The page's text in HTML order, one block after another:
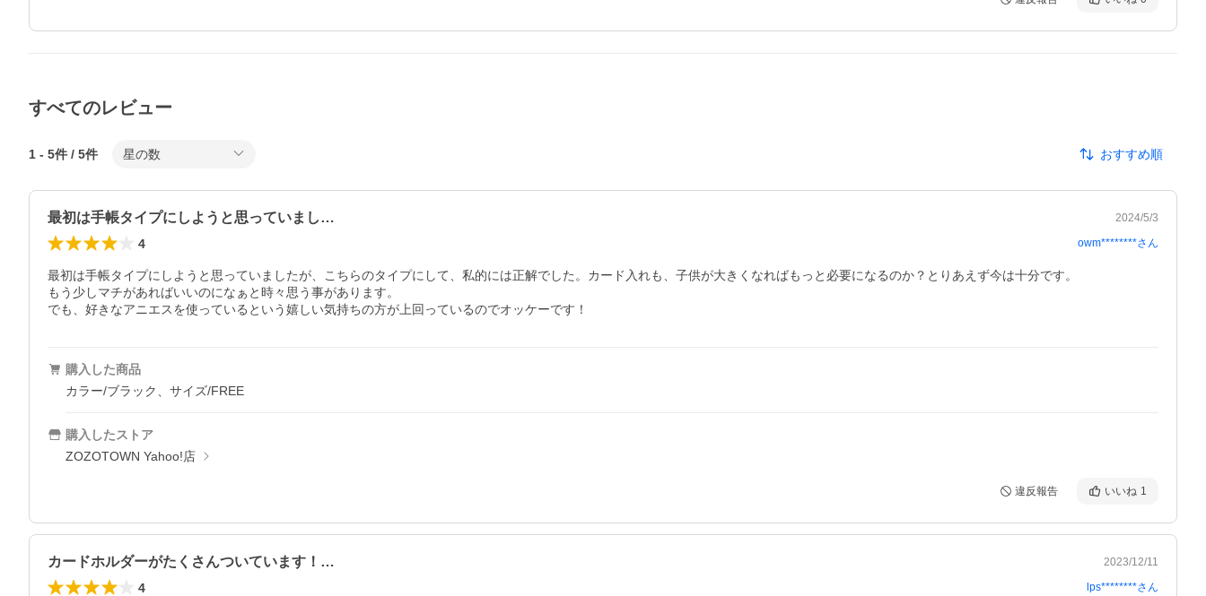
すべてのレビュー
1 - 5件 / 5件 星の数 おすすめ順
最初は手帳タイプにしようと思っていまし… 2024/5/3
4 owm********さん
最初は手帳タイプにしようと思っていましたが、こちらのタイプにして、私的には正解でした。カード入れも、子供が大きくなればもっと必要になるのか？とりあえず今は十分です。
もう少しマチがあればいいのになぁと時々思う事があります。
でも、好きなアニエスを使っているという嬉しい気持ちの方が上回っているのでオッケーです！
購入した商品
カラー/ブラック、サイズ/FREE
購入したストア
ZOZOTOWN Yahoo!店
違反報告 いいね 1
カードホルダーがたくさんついています！… 2023/12/11
4 lps********さん